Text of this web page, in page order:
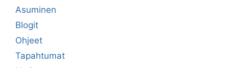
Asuminen
Blogit
Ohjeet
Tapahtumat